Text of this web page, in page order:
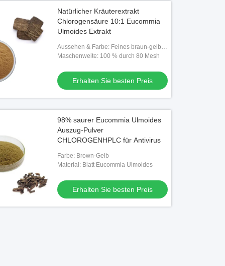
Natürlicher Kräuterextrakt
Chlorogensäure 10:1 Eucommia
Ulmoides Extrakt
Aussehen & Farbe: Feines braun-gelbes
Pulver
Maschenweite: 100 % durch 80 Mesh
Erhalten Sie besten Preis
98% saurer Eucommia Ulmoides
Auszug-Pulver
CHLOROGENHPLC für Antivirus
Farbe: Brown-Gelb
Material: Blatt Eucommia Ulmoides
Erhalten Sie besten Preis